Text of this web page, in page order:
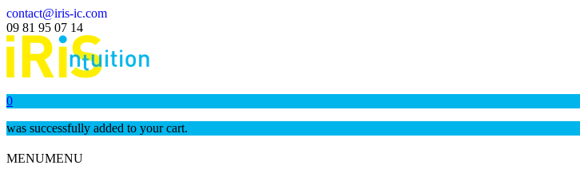
contact@iris-ic.com
09 81 95 07 14
0
was successfully added to your cart.
MENUMENU